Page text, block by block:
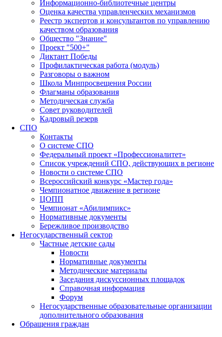
Информационно-библиотечные центры
Оценка качества управленческих механизмов
Реестр экспертов и консультантов по управлению
качеством образования
Общество "Знание"
Проект "500+"
Диктант Победы
Профилактическая работа (модуль)
Разговоры о важном
Школа Минпросвещения России
Флагманы образования
Методическая служба
Совет руководителей
Кадровый резерв
СПО
Контакты
О системе СПО
Федеральный проект «Профессионалитет»
Список учреждений СПО, действующих в регионе
Новости о системе СПО
Всероссийский конкурс «Мастер года»
Чемпионатное движение в регионе
ЦОПП
Чемпионат «Абилимпикс»
Нормативные документы
Бережливое производство
Негосударственный сектор
Частные детские сады
Новости
Нормативные документы
Методические материалы
Заседания дискуссионных площадок
Справочная информация
Форум
Негосударственные образовательные организации
дополнительного образования
Обращения граждан